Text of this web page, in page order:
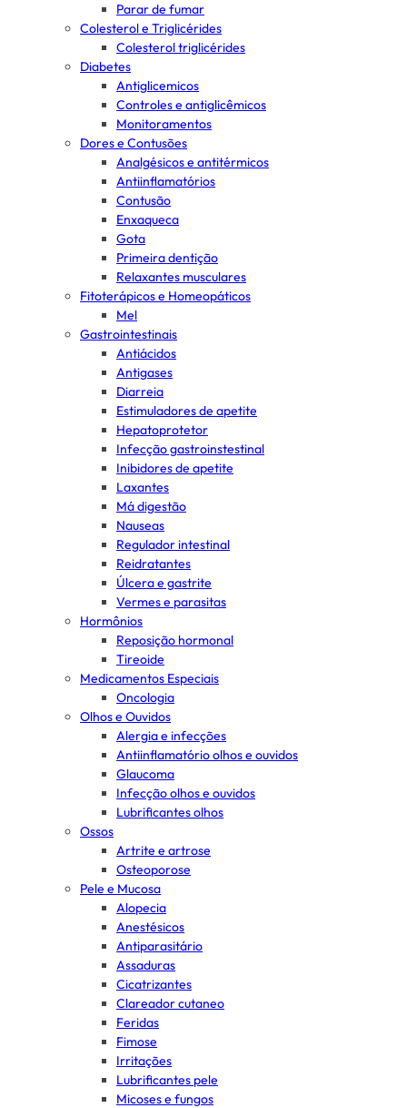
Parar de fumar
Colesterol e Triglicérides
Colesterol triglicérides
Diabetes
Antiglicemicos
Controles e antiglicêmicos
Monitoramentos
Dores e Contusões
Analgésicos e antitérmicos
Antiinflamatórios
Contusão
Enxaqueca
Gota
Primeira dentição
Relaxantes musculares
Fitoterápicos e Homeopáticos
Mel
Gastrointestinais
Antiácidos
Antigases
Diarreia
Estimuladores de apetite
Hepatoprotetor
Infecção gastroinstestinal
Inibidores de apetite
Laxantes
Má digestão
Nauseas
Regulador intestinal
Reidratantes
Úlcera e gastrite
Vermes e parasitas
Hormônios
Reposição hormonal
Tireoide
Medicamentos Especiais
Oncologia
Olhos e Ouvidos
Alergia e infecções
Antiinflamatório olhos e ouvidos
Glaucoma
Infecção olhos e ouvidos
Lubrificantes olhos
Ossos
Artrite e artrose
Osteoporose
Pele e Mucosa
Alopecia
Anestésicos
Antiparasitário
Assaduras
Cicatrizantes
Clareador cutaneo
Feridas
Fimose
Irritações
Lubrificantes pele
Micoses e fungos